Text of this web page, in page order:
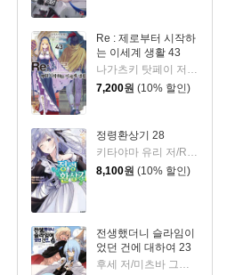
Re : 제로부터 시작하
는 이세계 생활 43
7,200원 (10% 할인)
정령환상기 28
키타야마 유리 저/Riv 그림/이소정 역
8,100원 (10% 할인)
전생했더니 슬라임이
었던 건에 대하여 23